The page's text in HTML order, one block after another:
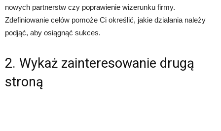
nowych partnerstw czy poprawienie wizerunku firmy.
Zdefiniowanie celów pomoże Ci określić, jakie działania należy
podjąć, aby osiągnąć sukces.
2. Wykaż zainteresowanie drugą
stroną